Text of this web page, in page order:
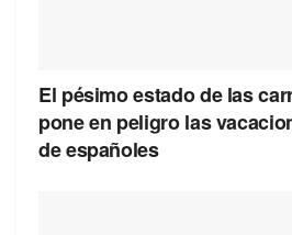
El pésimo estado de las
pone en peligro las
de españoles